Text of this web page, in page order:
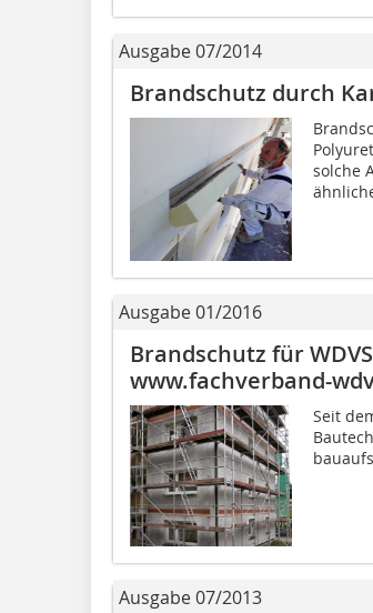
Ausgabe 07/2014
Brandschutz durch
solche
Ausgabe 01/2016
Brandschutz für
www.fachverband-
Seit
Ausgabe 07/2013